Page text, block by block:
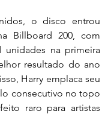
o disco entrou
Billboard 200, com
unidades na primeira
resultado do ano
Harry emplaca seu
consecutivo no topo
raro para artistas